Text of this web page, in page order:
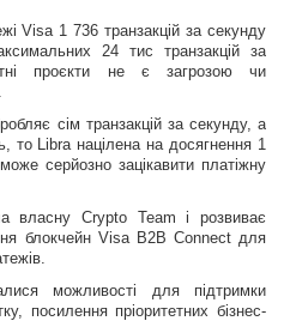
Visa 1 736 транзакцій за секунду
24 тис транзакцій за
проєкти не є загрозою чи
сім транзакцій за секунду, а
Libra націлена на досягнення 1
серйозно зацікавити платіжну
Crypto Team і розвиває
блокчейн Visa B2B Connect для
можливості для підтримки
посилення пріоритетних бізнес-